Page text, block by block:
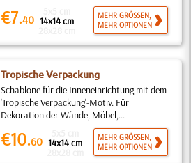
€7.40 14x14 cm
MEHR GRÖSSEN,
MEHR OPTIONEN
Tropische Verpackung
Schablone für die Inneneinrichtung mit dem
'Tropische Verpackung'-Motiv. Für
Dekoration der Wände, Möbel,...
€10.60 14x14 cm
MEHR GRÖSSEN,
MEHR OPTIONEN